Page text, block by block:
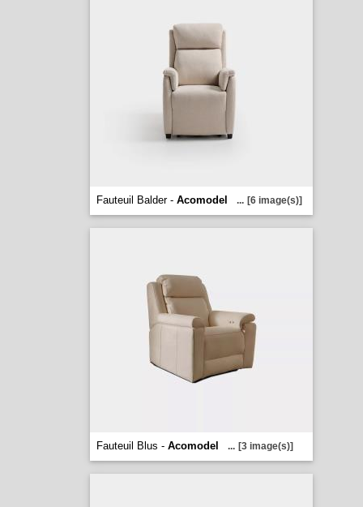
Fauteuil Balder - Acomodel ... [6 image(s)]
Fauteuil Blus - Acomodel ... [3 image(s)]